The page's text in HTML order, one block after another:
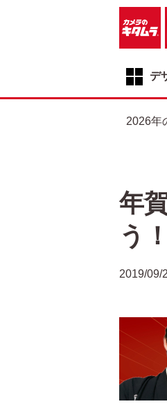
デ
イラスト
フジカラ
自分でデ
喪中はが
2026年
年
う！
2019/09/